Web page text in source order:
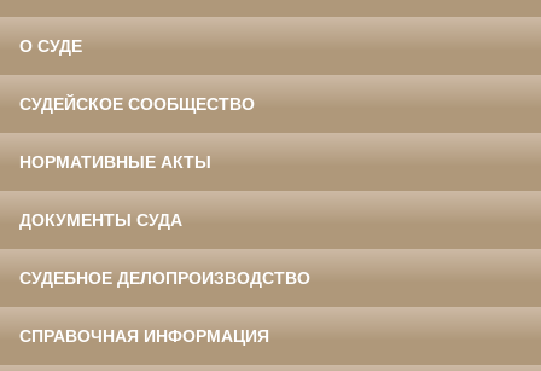
О СУДЕ
СУДЕЙСКОЕ СООБЩЕСТВО
НОРМАТИВНЫЕ АКТЫ
ДОКУМЕНТЫ СУДА
СУДЕБНОЕ ДЕЛОПРОИЗВОДСТВО
СПРАВОЧНАЯ ИНФОРМАЦИЯ